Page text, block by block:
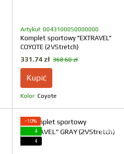
Artykuł: 00431000S0000000
Komplet sportowy "EXTRAVEL"
COYOTE (2VStretch)
331.74 zł 368.60 zł
Kupić
Kolor Coyote
−10%
4
4